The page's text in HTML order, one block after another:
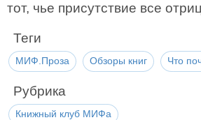
тот, чье присутствие все
Теги
МИФ.Проза Обзоры книг Что
Рубрика
Книжный клуб МИФа